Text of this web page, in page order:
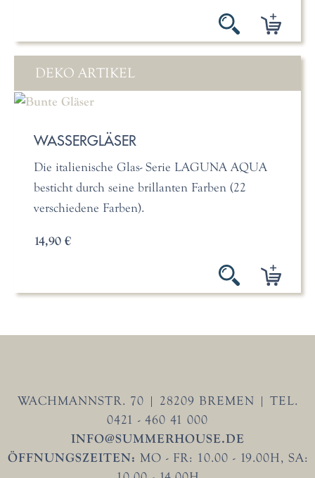
DEKO ARTIKEL
WASSERGLÄSER
Die italienische Glas- Serie LAGUNA AQUA
besticht durch seine brillanten Farben (22
verschiedene Farben).
14,90 €
WACHMANNSTR. 70 | 28209 BREMEN | TEL.
0421 - 460 41 000
INFO@SUMMERHOUSE.DE
ÖFFNUNGSZEITEN: MO - FR: 10.00 - 19.00H, SA: